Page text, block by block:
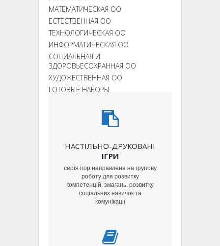
МАТЕМАТИЧЕСКАЯ ОО
ЕСТЕСТВЕННАЯ ОО
ТЕХНОЛОГИЧЕСКАЯ ОО
ИНФОРМАТИЧЕСКАЯ ОО
СОЦИАЛЬНАЯ И
ЗДОРОВЬЕСОХРАННАЯ ОО
ХУДОЖЕСТВЕННАЯ ОО
ГОТОВЫЕ НАБОРЫ
НАСТІЛЬНО-ДРУКОВАНІ
ІГРИ
серія ігор направлена на групову
роботу для розвитку
компетенцій, змагань, розвитку
соціальних навичок та
комунікації